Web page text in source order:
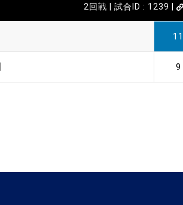
2回戦 | 試合ID : 1239 |
11
9